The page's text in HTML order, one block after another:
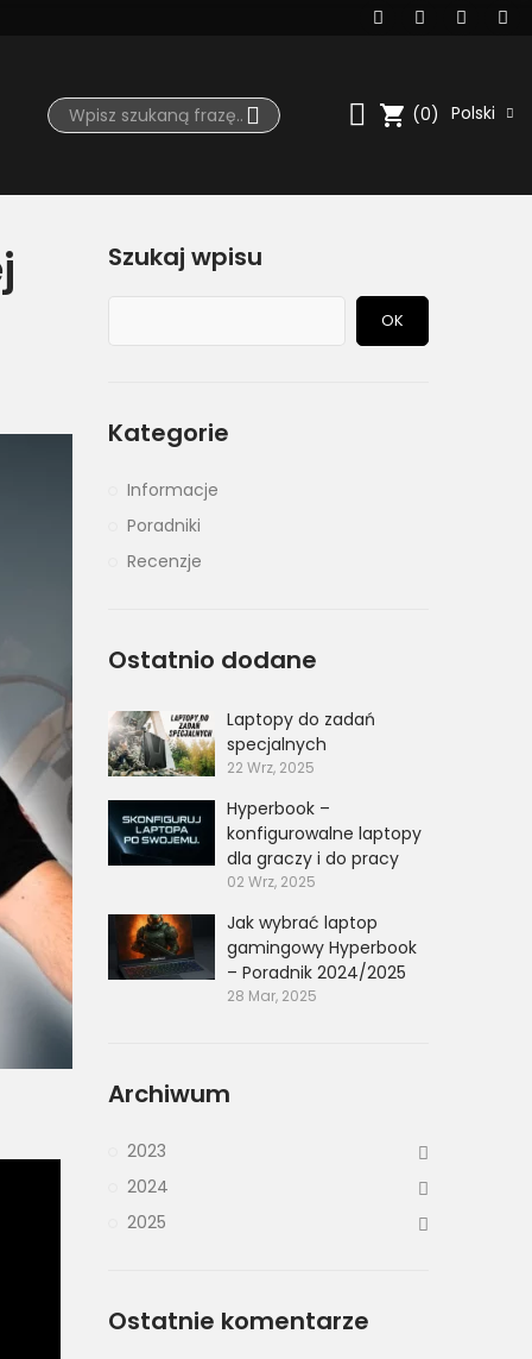
shopping_cart (0) Polski
Szukaj wpisu
OK
Kategorie
Informacje
Poradniki
Recenzje
Ostatnio dodane
Laptopy do zadań
specjalnych
22 Wrz, 2025
Hyperbook –
konfigurowalne laptopy
dla graczy i do pracy
02 Wrz, 2025
Jak wybrać laptop
gamingowy Hyperbook
– Poradnik 2024/2025
28 Mar, 2025
Archiwum
2023
2024
2025
Ostatnie komentarze